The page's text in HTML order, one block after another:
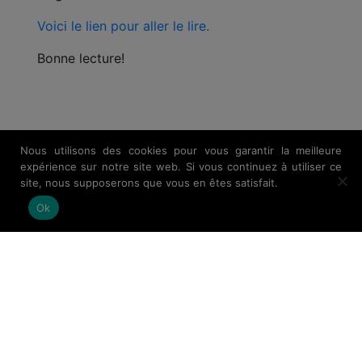
Voici le lien pour aller le lire.
Bonne lecture!
Nous utilisons des cookies pour vous garantir la meilleure
expérience sur notre site web. Si vous continuez à utiliser ce
site, nous supposerons que vous en êtes satisfait.
Ok